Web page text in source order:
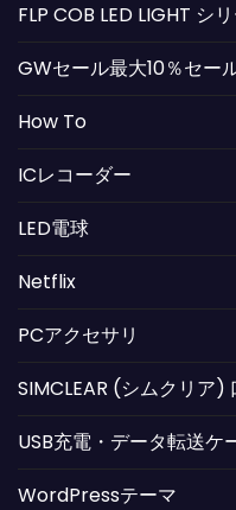
FLP COB LED LIGHT シ
GWセール最大10％セー
How To
ICレコーダー
LED電球
Netflix
PCアクセサリ
SIMCLEAR (シムクリア)
USB充電・データ転送ケ
WordPressテーマ